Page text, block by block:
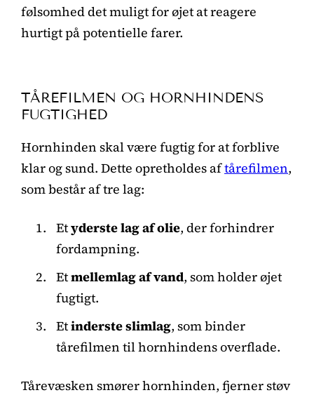
følsomhed det muligt for øjet at reagere
hurtigt på potentielle farer.
TÅREFILMEN OG HORNHINDENS
FUGTIGHED
Hornhinden skal være fugtig for at forblive
klar og sund. Dette opretholdes aftårefilmen,
som består af tre lag:
Etyderste lag af olie, der forhindrer
fordampning.
Etmellemlag af vand, som holder øjet
fugtigt.
Etinderste slimlag, som binder
tårefilmen til hornhindens overflade.
Tårevæsken smører hornhinden, fjerner støv